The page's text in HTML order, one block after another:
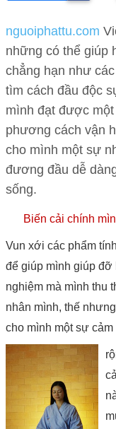
nguoiphattu.com
những có thể giúp
chẳng hạn như
tìm cách đầu độc
mình đạt được
phương cách vận
cho mình một sự
đương đầu dễ
sống.
Biến cải chính
Vun xới các phẩm
để giúp mình giúp đỡ
nghiệm mà mình thu
nhân mình, thế
cho mình một sự cảm